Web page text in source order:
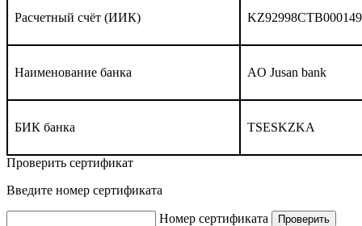
Расчетный счёт (ИИК)
Наименование банка AO Jusan bank
БИК банка TSESKZKA
Проверить сертификат
Введите номер сертификата
Номер сертификата Проверить